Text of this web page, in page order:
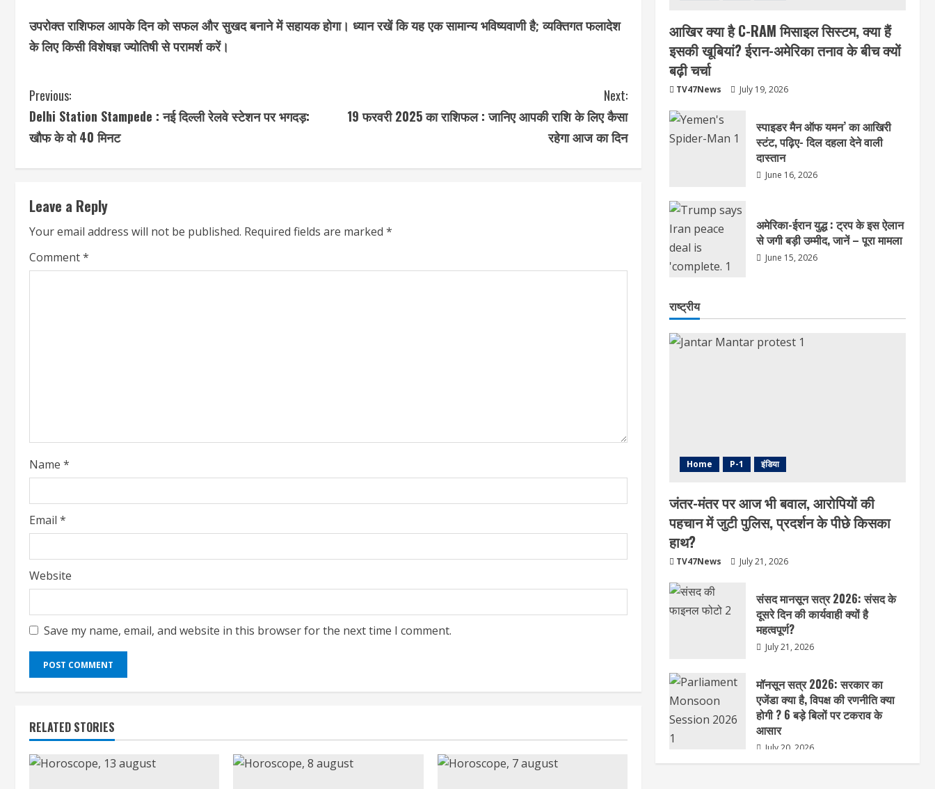
उपरोक्त राशिफल आपके दिन को सफल और सुखद बनाने में सहायक होगा। ध्यान रखें कि यह एक सामान्य भविष्यवाणी है; व्यक्तिगत फलादेश
के लिए किसी विशेषज्ञ ज्योतिषी से परामर्श करें।
C
o
i
n
u
i
n
g
Previous:
Delhi Station Stampede : नई दिल्ली रेलवे स्टेशन पर भगदड़:
खौफ के वो 40 मिनट
Next:
19 फरवरी 2025 का राशिफल : जानिए आपकी राशि के लिए कैसा
रहेगा आज का दिन
Leave a Reply
Your email address will not be published. Required fields are marked *
Comment*
Name *
Email *
Website
Save my name, email, and website in this browser for the next time I comment.
RELATED STORIES
आखिर क्या है C-RAM मिसाइल सिस्टम, क्या हैं
इसकी खूबियां? ईरान-अमेरिका तनाव के बीच क्यों
बढ़ी चर्चा
TV47News July 19, 2026
स्पाइडर मैन ऑफ यमन’ का आखिरी
स्टंट, पढ़िए- दिल दहला देने वाली
दास्तान
June 16, 2026
अमेरिका-ईरान युद्ध : ट्रप के इस ऐलान
से जगी बड़ी उम्मीद, जानें – पूरा मामला
June 15, 2026
राष्ट्रीय
Home P-1 इंडिया
जंतर-मंतर पर आज भी बवाल, आरोपियों की
पहचान में जुटी पुलिस, प्रदर्शन के पीछे किसका
हाथ?
TV47News July 21, 2026
संसद मानसून सत्र 2026: संसद के
दूसरे दिन की कार्यवाही क्यों है
महत्वपूर्ण?
July 21, 2026
मॉनसून सत्र 2026: सरकार का
एजेंडा क्या है, विपक्ष की रणनीति क्या
होगी ? 6 बड़े बिलों पर टकराव के
आसार
July 20, 2026